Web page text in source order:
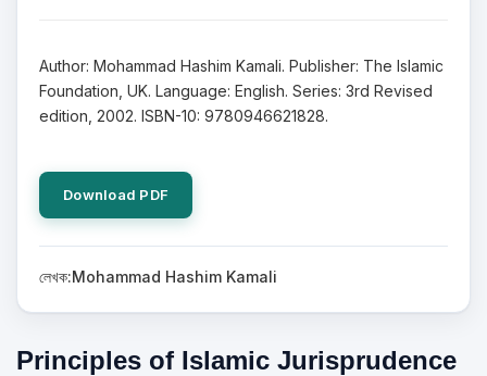
Author: Mohammad Hashim Kamali. Publisher: The Islamic
Foundation, UK. Language: English. Series: 3rd Revised
edition, 2002. ISBN-10: 9780946621828.
Download PDF
লেখক:Mohammad Hashim Kamali
Principles of Islamic Jurisprudence